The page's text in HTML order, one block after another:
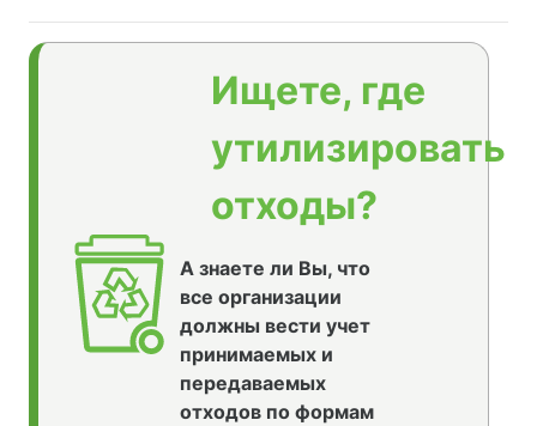
Ищете, где
утилизировать
отходы?
А знаете ли Вы, что
все организации
должны вести учет
принимаемых и
передаваемых
отходов по формам